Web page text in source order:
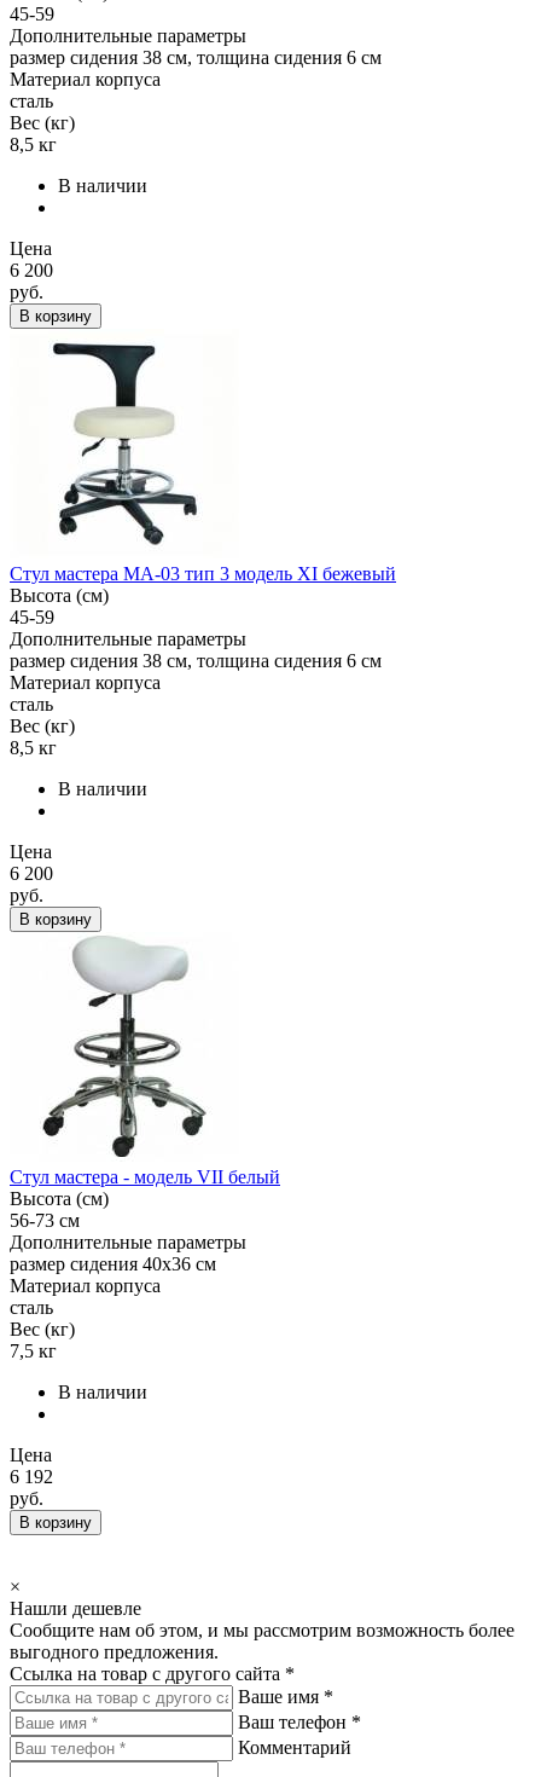
45-59
Дополнительные параметры
размер сидения 38 см, толщина сидения 6 см
Материал корпуса
сталь
Вес (кг)
8,5 кг
В наличии
Цена
6 200
руб.
В корзину
Стул мастера МА-03 тип 3 модель XI бежевый
Высота (см)
45-59
Дополнительные параметры
размер сидения 38 см, толщина сидения 6 см
Материал корпуса
сталь
Вес (кг)
8,5 кг
В наличии
Цена
6 200
руб.
В корзину
Стул мастера - модель VII белый
Высота (см)
56-73 см
Дополнительные параметры
размер сидения 40х36 см
Материал корпуса
сталь
Вес (кг)
7,5 кг
В наличии
Цена
6 192
руб.
В корзину
×
Нашли дешевле
Сообщите нам об этом, и мы рассмотрим возможность более
выгодного предложения.
Ссылка на товар с другого сайта *
Ваше имя *
Ваш телефон *
Комментарий